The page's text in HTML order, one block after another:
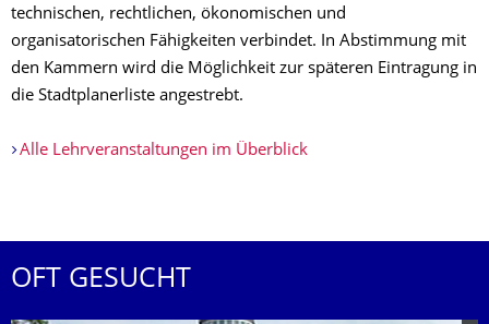
technischen, rechtlichen, ökonomischen und
organisatorischen Fähigkeiten verbindet. In Abstimmung mit
den Kammern wird die Möglichkeit zur späteren Eintragung in
die Stadtplanerliste angestrebt.
Alle Lehrveranstaltungen im Überblick
OFT GESUCHT